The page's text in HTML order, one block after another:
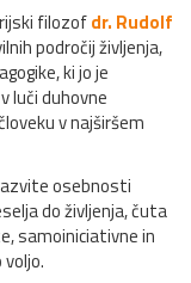
filozofdr. Rudolf
področij življenja,
ki jo je
luči duhovne
v najširšem
osebnosti
do življenja, čuta
samoiniciativne in